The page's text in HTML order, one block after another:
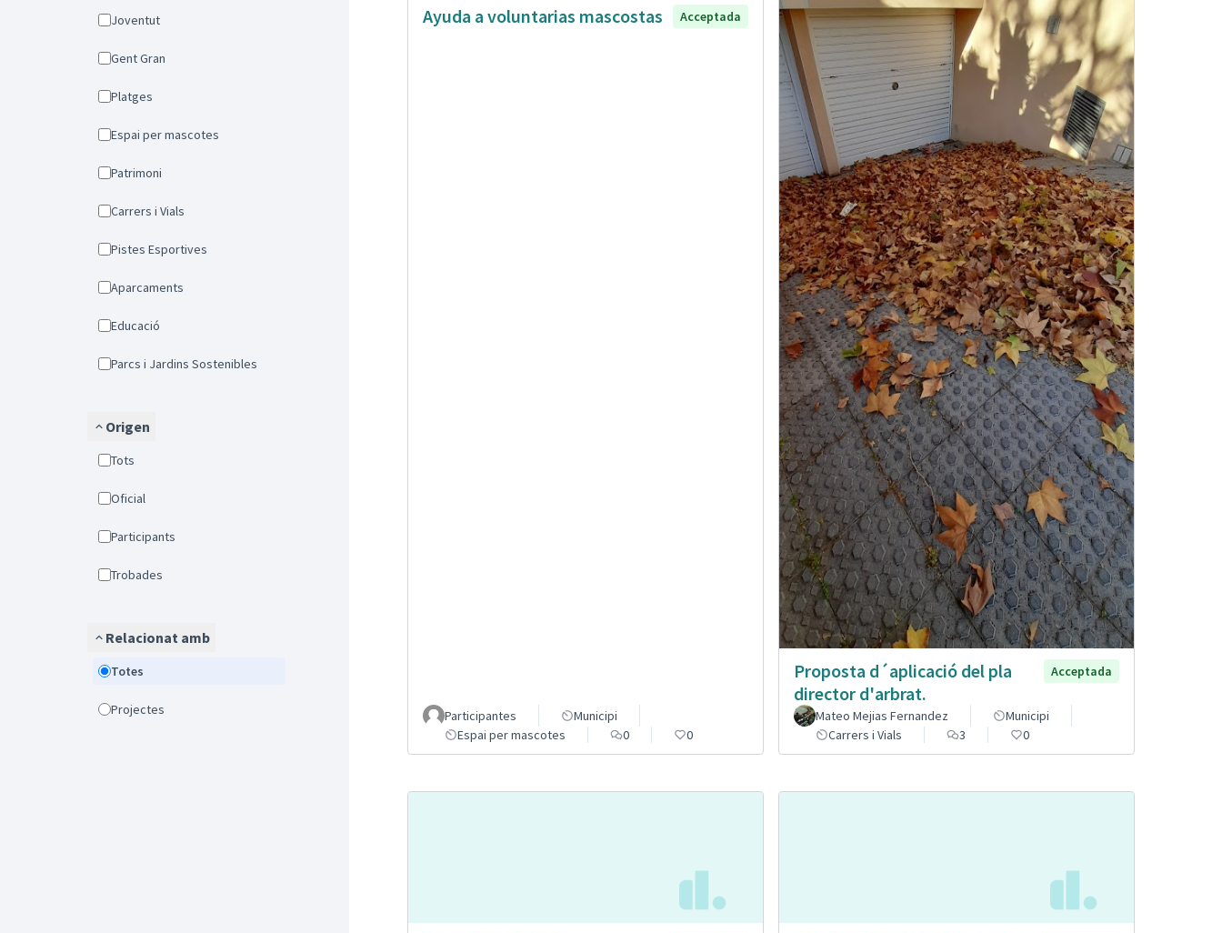
Joventut
Gent Gran
Platges
Espai per mascotes
Patrimoni
Carrers i Vials
Pistes Esportives
Aparcaments
Educació
Parcs i Jardins Sostenibles
Origen
Tots
Oficial
Participants
Trobades
Relacionat amb
Totes
Projectes
Ayuda a voluntarias mascostas Acceptada
Participantes
Municipi
Espai per mascotes
0 0
Proposta d´aplicació del pla
director d'arbrat.
Acceptada
Mateo Mejias Fernandez
Municipi
Carrers i Vials
3 0